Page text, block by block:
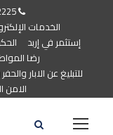
02/7242225
الخدمات
إستثمر في إربد
رضا
للتبليغ عن الابار
الامن